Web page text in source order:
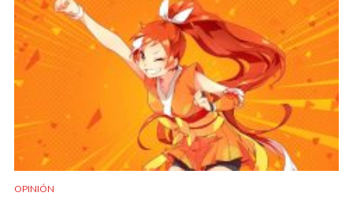
OPINIÓN